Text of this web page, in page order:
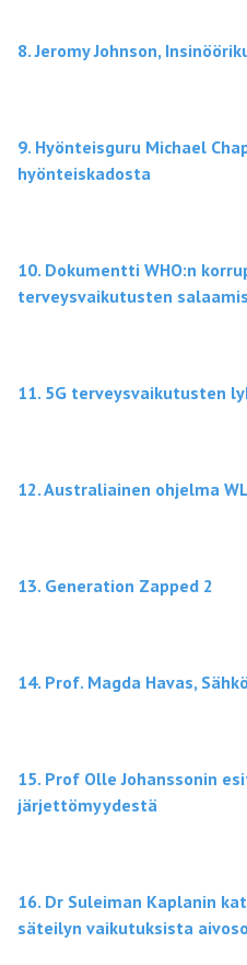
8. Jeromy Johnson,
9. Hyönteisguru Michael
hyönteiskadosta
10. Dokumentti WHO:n
terveysvaikutusten
11. 5G terveysvaikutusten
12. Australiainen ohjelma
13. Generation Zapped 2
14. Prof. Magda Havas,
15. Prof Olle Johanssonin
järjettömyydestä
16. Dr Suleiman Kaplanin
säteilyn vaikutuksista